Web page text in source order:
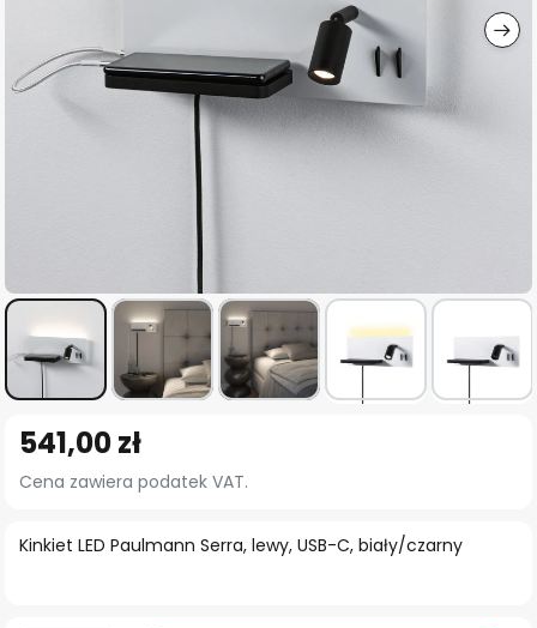
na
początek
Kinkiet LED Paulmann Serra, lewy, USB-C, biały/czarny
541,00 zł
Cena zawiera podatek VAT.